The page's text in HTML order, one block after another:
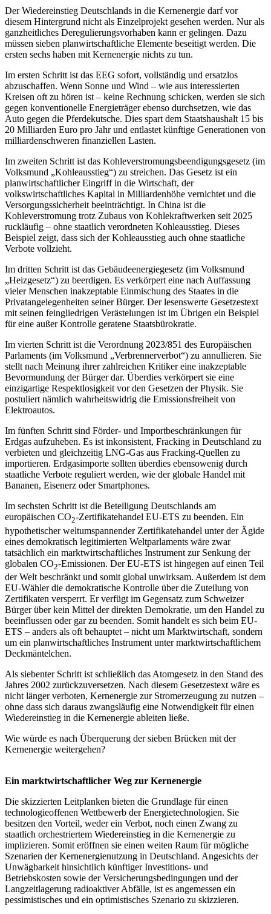
Der Wiedereinstieg Deutschlands in die Kernenergie darf vor
diesem Hintergrund nicht als Einzelprojekt gesehen werden. Nur als
ganzheitliches Deregulierungsvorhaben kann er gelingen. Dazu
müssen sieben planwirtschaftliche Elemente beseitigt werden. Die
ersten sechs haben mit Kernenergie nichts zu tun.
Im ersten Schritt ist das EEG sofort, vollständig und ersatzlos
abzuschaffen. Wenn Sonne und Wind – wie aus interessierten
Kreisen oft zu hören ist – keine Rechnung schicken, werden sie sich
gegen konventionelle Energieträger ebenso durchsetzen, wie das
Auto gegen die Pferdekutsche. Dies spart dem Staatshaushalt 15 bis
20 Milliarden Euro pro Jahr und entlastet künftige Generationen von
milliardenschweren finanziellen Lasten.
Im zweiten Schritt ist das Kohleverstromungsbeendigungsgesetz (im
Volksmund „Kohleausstieg“) zu streichen. Das Gesetz ist ein
planwirtschaftlicher Eingriff in die Wirtschaft, der
volkswirtschaftliches Kapital in Milliardenhöhe vernichtet und die
Versorgungssicherheit beeinträchtigt. In China ist die
Kohleverstromung trotz Zubaus von Kohlekraftwerken seit 2025
ruckläufig – ohne staatlich verordneten Kohleausstieg. Dieses
Beispiel zeigt, dass sich der Kohleausstieg auch ohne staatliche
Verbote vollzieht.
Im dritten Schritt ist das Gebäudeenergiegesetz (im Volksmund
„Heizgesetz“) zu beerdigen. Es verkörpert eine nach Auffassung
vieler Menschen inakzeptable Einmischung des Staates in die
Privatangelegenheiten seiner Bürger. Der lesenswerte Gesetzestext
mit seinen feingliedrigen Verästelungen ist im Übrigen ein Beispiel
für eine außer Kontrolle geratene Staatsbürokratie.
Im vierten Schritt ist die Verordnung 2023/851 des Europäischen
Parlaments (im Volksmund „Verbrennerverbot“) zu annullieren. Sie
stellt nach Meinung ihrer zahlreichen Kritiker eine inakzeptable
Bevormundung der Bürger dar. Überdies verkörpert sie eine
einzigartige Respektlosigkeit vor den Gesetzen der Physik. Sie
postuliert nämlich wahrheitswidrig die Emissionsfreiheit von
Elektroautos.
Im fünften Schritt sind Förder- und Importbeschränkungen für
Erdgas aufzuheben. Es ist inkonsistent, Fracking in Deutschland zu
verbieten und gleichzeitig LNG-Gas aus Fracking-Quellen zu
importieren. Erdgasimporte sollten überdies ebensowenig durch
staatliche Verbote reguliert werden, wie der globale Handel mit
Bananen, Eisenerz oder Smartphones.
Im sechsten Schritt ist die Beteiligung Deutschlands am
europäischen CO2-Zertifikatehandel EU-ETS zu beenden. Ein
hypothetischer weltumspannender Zertifikatehandel unter der Ägide
eines demokratisch legitimierten Weltparlaments wäre zwar
tatsächlich ein marktwirtschaftliches Instrument zur Senkung der
globalen CO2-Emissionen. Der EU-ETS ist hingegen auf einen Teil
der Welt beschränkt und somit global unwirksam. Außerdem ist dem
EU-Wähler die demokratische Kontrolle über die Zuteilung von
Zertifikaten versperrt. Er verfügt im Gegensatz zum Schweizer
Bürger über kein Mittel der direkten Demokratie, um den Handel zu
beeinflussen oder gar zu beenden. Somit handelt es sich beim EU-
ETS – anders als oft behauptet – nicht um Marktwirtschaft, sondern
um ein planwirtschaftliches Instrument unter marktwirtschaftlichem
Deckmäntelchen.
Als siebenter Schritt ist schließlich das Atomgesetz in den Stand des
Jahres 2002 zurückzuversetzen. Nach diesem Gesetzestext wäre es
nicht länger verboten, Kernenergie zur Stromerzeugung zu nutzen –
ohne dass sich daraus zwangsläufig eine Notwendigkeit für einen
Wiedereinstieg in die Kernenergie ableiten ließe.
Wie würde es nach Überquerung der sieben Brücken mit der
Kernenergie weitergehen?
Ein marktwirtschaftlicher Weg zur Kernenergie
Die skizzierten Leitplanken bieten die Grundlage für einen
technologieoffenen Wettbewerb der Energietechnologien. Sie
besitzen den Vorteil, weder ein Verbot, noch einen Zwang zu
staatlich orchestriertem Wiedereinstieg in die Kernenergie zu
implizieren. Somit eröffnen sie einen weiten Raum für mögliche
Szenarien der Kernenergienutzung in Deutschland. Angesichts der
Unwägbarkeit hinsichtlich künftiger Investitions- und
Betriebskosten sowie der Versicherungsbedingungen und der
Langzeitlagerung radioaktiver Abfälle, ist es angemessen ein
pessimistisches und ein optimistisches Szenario zu skizzieren.